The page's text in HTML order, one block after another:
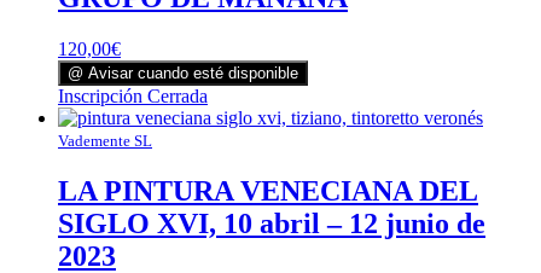
120,00€
@ Avisar cuando esté disponible
Inscripción Cerrada
producto
variantes.
Las
opciones
Vademente SL
LA PINTURA VENECIANA DEL
SIGLO XVI, 10 abril – 12 junio de
2023